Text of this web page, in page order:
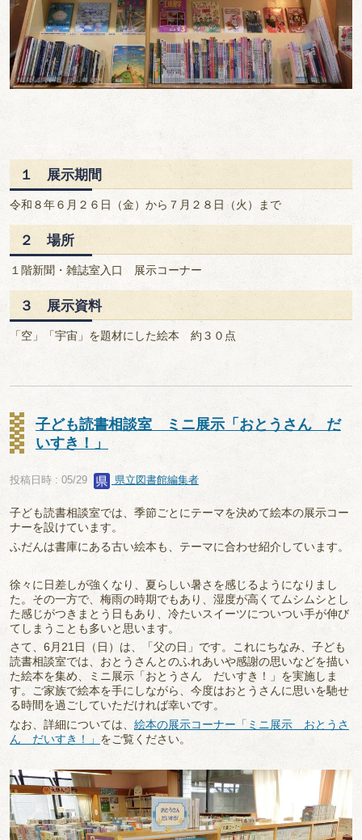
１ 展示期間
令和８年６月２６日（金）から７月２８日（火）まで
２ 場所
１階新聞・雑誌室入口 展示コーナー
３ 展示資料
「空」「宇宙」を題材にした絵本 約３０点
子ども読書相談室 ミニ展示「おとうさん だ
いすき！」
投稿日時 : 05/29 県立図書館編集者
子ども読書相談室では、季節ごとにテーマを決めて絵本の展示コー
ナーを設けています。
ふだんは書庫にある古い絵本も、テーマに合わせ紹介しています。
徐々に日差しが強くなり、夏らしい暑さを感じるようになりまし
た。その一方で、梅雨の時期でもあり、湿度が高くてムシムシとし
た感じがつきまとう日もあり、冷たいスイーツについつい手が伸び
てしまうことも多いと思います。
さて、6月21日（日）は、「父の日」です。これにちなみ、子ども
読書相談室では、おとうさんとのふれあいや感謝の思いなどを描い
た絵本を集め、ミニ展示「おとうさん だいすき！」を実施しま
す。ご家族で絵本を手にしながら、今度はおとうさんに思いを馳せ
る時間を過ごしていただければ幸いです。
なお、詳細については、 絵本の展示コーナー「ミニ展示 おとうさ
ん だいすき！」 をご覧ください。